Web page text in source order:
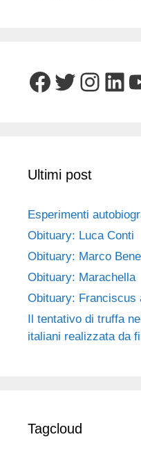
Facebook
Twitter
Ultimi post
Esperimenti
Obituary: Luca Conti
Obituary: Marco
Obituary: Marachella
Obituary: Franciscus
Il tentativo di truffa
italiani realizzata da
Tagcloud